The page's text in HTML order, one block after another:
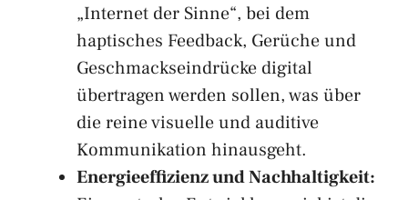
„Internet der Sinne“, bei dem
haptisches Feedback, Gerüche und
Geschmackseindrücke digital
übertragen werden sollen, was über
die reine visuelle und auditive
Kommunikation hinausgeht.
Energieeffizienz und Nachhaltigkeit: